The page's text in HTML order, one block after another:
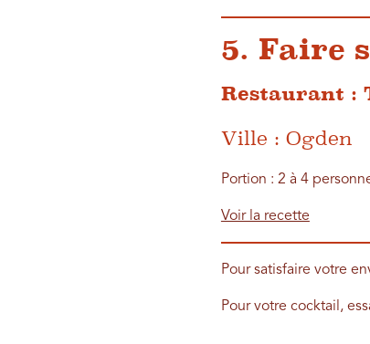
5. Faire
Restaurant :
Ville : Ogden
Portion : 2 à 4
Voir la recette
Pour satisfaire votre
Pour votre cocktail,